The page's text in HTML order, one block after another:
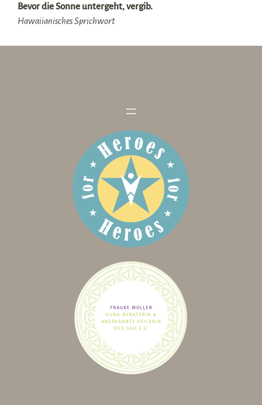
Bevor die Sonne untergeht, vergib.
Hawaiianisches Sprichwort